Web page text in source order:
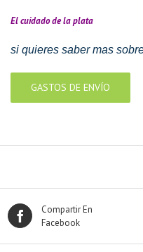
El cuidado dela plata
si quieres saber mas
GASTOS DE ENVÍO
Compartir En
Facebook